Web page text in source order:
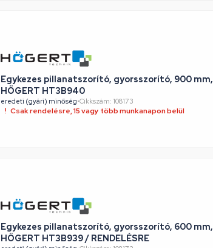
Egykezes pillanatszorító, gyorsszorító, 900 mm,
HÖGERT HT3B940
eredeti (gyári) minőség•Cikkszám: 108173
Csak rendelésre, 15 vagy több munkanapon belül
Egykezes pillanatszorító, gyorsszorító, 600 mm,
HÖGERT HT3B939 / RENDELÉSRE